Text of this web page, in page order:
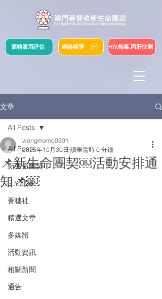
網絡輔導
酒精濫用評估 HIV,梅毒,丙肝快測
文章
All Posts
新生命團契
S.Y.部落
薈穗社
精選文章
多媒體
活動資訊
相關新聞
通告
All Posts
📌新生命團契￼活動安排通
知📌￼
wongmomo0301
2025年10月30日 讀畢需時 0 分鐘